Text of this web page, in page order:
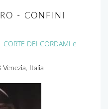
- CONFINI
CORTE DEI CORDAMI e
Italia